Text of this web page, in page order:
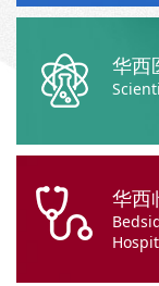
华西
华西